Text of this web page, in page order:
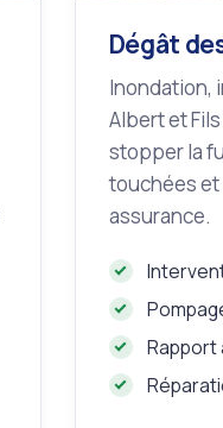
Dégât
Inondation,
Albert et
stopper la
touchées
assurance.
Rapport